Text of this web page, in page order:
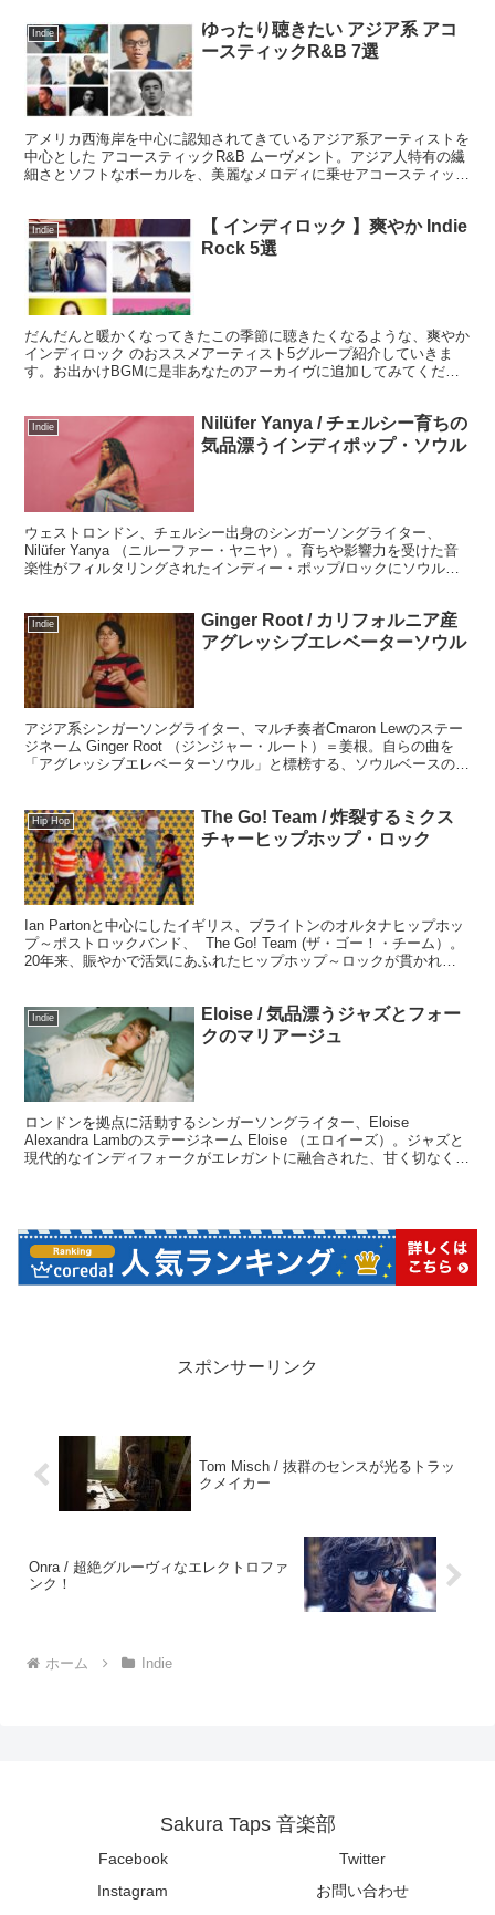
Indie
ゆったり聴きたい アジア系 アコ
ースティックR&B 7選
アメリカ西海岸を中心に認知されてきているアジア系アーティストを
中心とした アコースティックR&B ムーヴメント。アジア人特有の繊
細さとソフトなボーカルを、美麗なメロディに乗せアコースティック
います。
Indie
【 インディロック 】爽やか Indie
Rock 5選
だんだんと暖かくなってきたこの季節に聴きたくなるような、爽やか
インディロック のおススメアーティスト5グループ紹介していきま
す。お出かけBGMに是非あなたのアーカイヴに追加してみてくださ
Indie
Nilüfer Yanya / チェルシー育ちの
気品漂うインディポップ・ソウル
ウェストロンドン、チェルシー出身のシンガーソングライター、
Nilüfer Yanya （ニルーファー・ヤニヤ）。育ちや影響力を受けた音
楽性がフィルタリングされたインディー・ポップ/ロックにソウル、
Indie
Ginger Root / カリフォルニア産
アグレッシブエレベーターソウル
アジア系シンガーソングライター、マルチ奏者Cmaron Lewのステー
ジネーム Ginger Root （ジンジャー・ルート）＝姜根。自らの曲を
「アグレッシブエレベーターソウル」と標榜する、ソウルベースのベ
ンドを提供してくれます。
Hip Hop
The Go! Team / 炸裂するミクス
チャーヒップホップ・ロック
Ian Partonと中心にしたイギリス、ブライトンのオルタナヒップホッ
プ～ポストロックバンド、 The Go! Team (ザ・ゴー！・チーム）。
20年来、賑やかで活気にあふれたヒップホップ～ロックが貫かれて
Indie
Eloise / 気品漂うジャズとフォー
クのマリアージュ
ロンドンを拠点に活動するシンガーソングライター、Eloise
Alexandra Lambのステージネーム Eloise （エロイーズ）。ジャズと
現代的なインディフォークがエレガントに融合された、甘く切なく、
スポンサーリンク
Tom Misch / 抜群のセンスが光るトラッ
クメイカー
Onra / 超絶グルーヴィなエレクトロファ
ンク！
ホーム Indie
Sakura Taps 音楽部
Facebook
Twitter
Instagram
お問い合わせ